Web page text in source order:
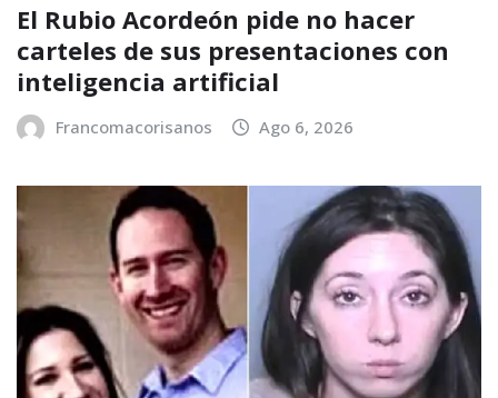
El Rubio Acordeón pide no hacer
carteles de sus presentaciones con
inteligencia artificial
Francomacorisanos Ago 6, 2026